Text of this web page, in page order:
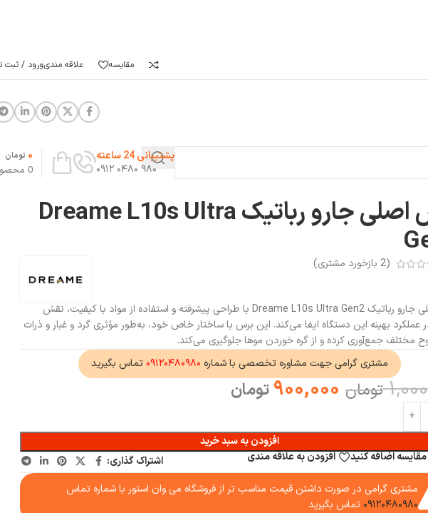
مقایسه علاقه مندیورود / ثبت
پشتیبانی 24 ساعته
۹۸۰ ۰۴۸۰ ۰۹۱۲
0
0 تومان
برس اصلی جارو رباتیک Dreame L10s Ultra
(
2بازخورد مشتری)
برس اصلی جارو رباتیک Dreame L10s Ultra Gen2 با طراحی پیشرفته و استفاده از مواد با کیفیت، نقش
عملکرد بهینه این دستگاه ایفا می‌کند. این برس با ساختار خاص خود، به‌طور مؤثری گرد و غبار و ذرات
مختلف جمع‌آوری کرده و از گره خوردن موها جلوگیری می‌کند.
مشتری گرامی جهت مشاوره تخصصی با شماره ۰۹۱۲۰۴۸۰۹۸۰ تماس بگیرید
تومان 900,000 تومان
افزودن به سبد خرید
مقایسه اضافه کنید
افزودن به علاقه مندی
اشتراک گذاری:
مشتری گرامی در صورت داشتن قیمت مناسب تر از فروشگاه می وان استور با شماره تماس
۰۹۱۲۰۴۸۰۹۸۰ تماس بگیرید